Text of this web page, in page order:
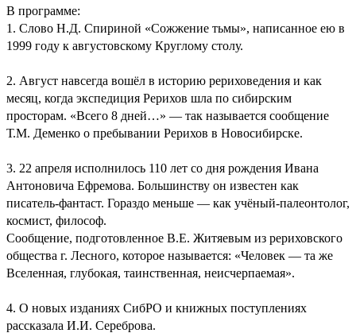
В программе:
1. Слово Н.Д. Спириной «Сожжение тьмы», написанное ею в
1999 году к августовскому Круглому столу.
2. Август навсегда вошёл в историю рериховедения и как
месяц, когда экспедиция Рерихов шла по сибирским
просторам. «Всего 8 дней…» — так называется сообщение
Т.М. Деменко о пребывании Рерихов в Новосибирске.
3. 22 апреля исполнилось 110 лет со дня рождения Ивана
Антоновича Ефремова. Большинству он известен как
писатель-фантаст. Гораздо меньше — как учёный-палеонтолог,
космист, философ.
Сообщение, подготовленное В.Е. Житяевым из рериховского
общества г. Лесного, которое называется: «Человек — та же
Вселенная, глубокая, таинственная, неисчерпаемая».
4. О новых изданиях СибРО и книжных поступлениях
рассказала И.И. Сереброва.